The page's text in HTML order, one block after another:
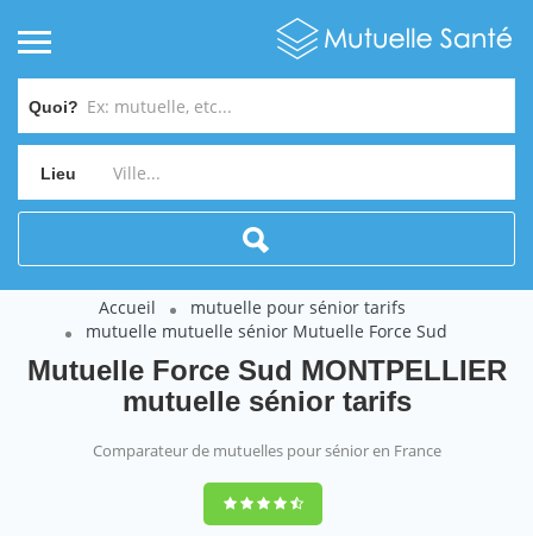
Quoi?
Lieu
Accueil
mutuelle pour sénior tarifs
mutuelle mutuelle sénior Mutuelle Force Sud
Mutuelle Force Sud MONTPELLIER
mutuelle sénior tarifs
Comparateur de mutuelles pour sénior en France